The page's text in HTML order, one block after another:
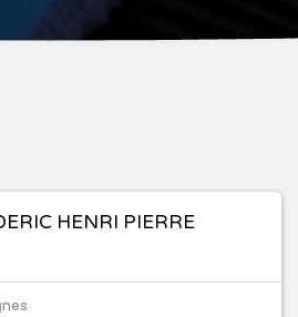
HENRI PIERRE